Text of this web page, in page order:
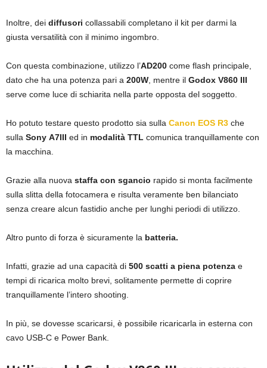
Inoltre, dei diffusori collassabili completano il kit per darmi la
giusta versatilità con il minimo ingombro.
Con questa combinazione, utilizzo l’AD200 come flash principale,
dato che ha una potenza pari a 200W , mentre il Godox V860 III
serve come luce di schiarita nella parte opposta del soggetto.
Ho potuto testare questo prodotto sia sulla Canon EOS R3 che
sulla Sony A7III ed in modalità TTL comunica tranquillamente con
la macchina.
Grazie alla nuova staffa con sgancio rapido si monta facilmente
sulla slitta della fotocamera e risulta veramente ben bilanciato
senza creare alcun fastidio anche per lunghi periodi di utilizzo.
Altro punto di forza è sicuramente la batteria.
Infatti, grazie ad una capacità di 500 scatti a piena potenza e
tempi di ricarica molto brevi, solitamente permette di coprire
tranquillamente l’intero shooting.
In più, se dovesse scaricarsi, è possibile ricaricarla in esterna con
cavo USB-C e Power Bank.